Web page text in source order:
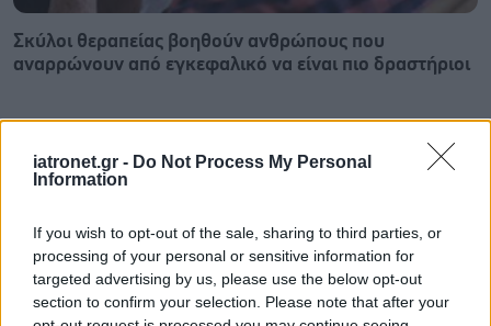
iatronet.gr - Do Not Process My Personal
Information
If you wish to opt-out of the sale, sharing to third parties, or
processing of your personal or sensitive information for
targeted advertising by us, please use the below opt-out
section to confirm your selection. Please note that after your
Σκύλοι θεραπείας βοηθούν ανθρώπους που
αναρρώνουν από εγκεφαλικό να είναι πιο δραστήριοι